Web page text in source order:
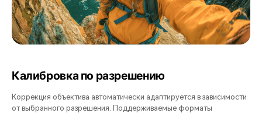
Калибровка по разрешению
Коррекция объектива автоматически адаптируется в зависимости
от выбранного разрешения. Поддерживаемые форматы